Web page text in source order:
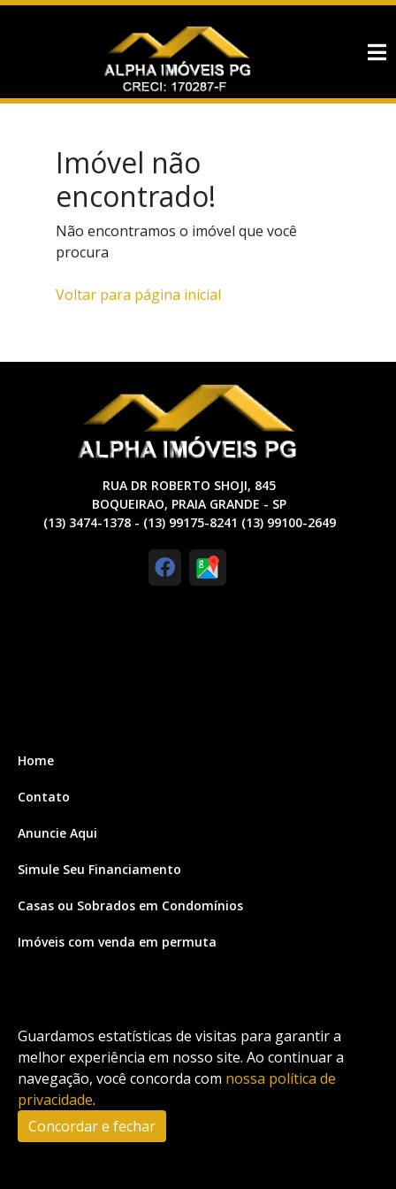
Imóvel não
encontrado!
Não encontramos o imóvel que você
procura
Voltar para página inicial
Guardamos estatísticas de visitas para garantir a
melhor experiência em nosso site. Ao continuar a
navegação, você concorda com nossa política de
privacidade.
Concordar e fechar
RUA DR ROBERTO SHOJI, 845
BOQUEIRAO, PRAIA GRANDE - SP
(13) 3474-1378 - (13) 99175-8241 (13) 99100-2649
Home
Contato
Anuncie Aqui
Simule Seu Financiamento
Casas ou Sobrados em Condomínios
Imóveis com venda em permuta
Casa com piscina
Apartamento com piscina
Condomínio fechado